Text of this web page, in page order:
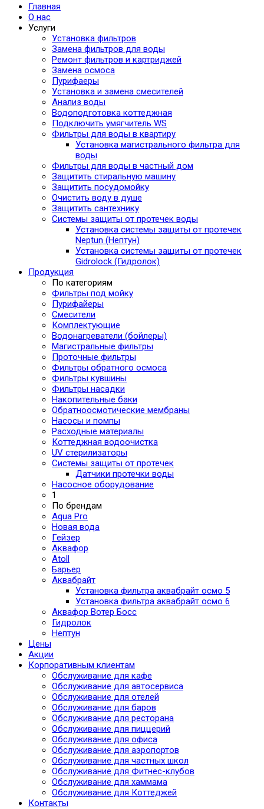
Главная
О нас
Услуги
Установка фильтров
Замена фильтров для воды
Ремонт фильтров и картриджей
Замена осмоса
Пурифаеры
Установка и замена смесителей
Анализ воды
Водоподготовка коттеджная
Подключить умягчитель WS
Фильтры для воды в квартиру
Установка магистрального фильтра для
воды
Фильтры для воды в частный дом
Защитить стиральную машину
Защитить посудомойку
Очистить воду в душе
Защитить сантехнику
Системы защиты от протечек воды
Установка системы защиты от протечек
Neptun (Нептун)
Установка системы защиты от протечек
Gidrolock (Гидролок)
Продукция
По категориям
Фильтры под мойку
Пурифайеры
Смесители
Комплектующие
Водонагреватели (бойлеры)
Магистральные фильтры
Проточные фильтры
Фильтры обратного осмоса
Фильтры кувшины
Фильтры насадки
Накопительные баки
Обратноосмотические мембраны
Насосы и помпы
Расходные материалы
Коттеджная водоочистка
UV стерилизаторы
Системы защиты от протечек
Датчики протечки воды
Насосное оборудование
1
По брендам
Aqua Pro
Новая вода
Гейзер
Аквафор
Atoll
Барьер
Аквабрайт
Установка фильтра аквабрайт осмо 5
Установка фильтра аквабрайт осмо 6
Аквафор Вотер Босс
Гидролок
Нептун
Цены
Акции
Корпоративным клиентам
Обслуживание для кафе
Обслуживание для автосервиса
Обслуживание для отелей
Обслуживание для баров
Обслуживание для ресторана
Обслуживание для пиццерий
Обслуживание для офиса
Обслуживание для аэропортов
Обслуживание для частных школ
Обслуживание для Фитнес-клубов
Обслуживание для хаммама
Обслуживание для Коттеджей
Контакты